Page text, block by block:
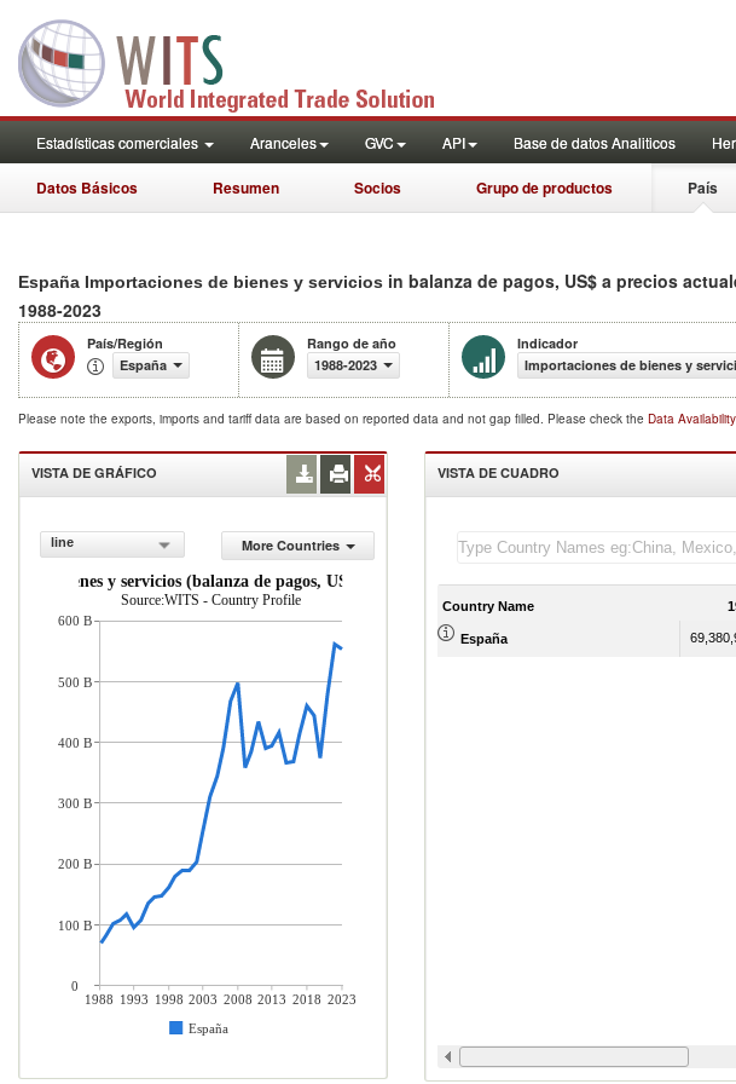
Estadísticas comerciales Aranceles GVC API Base de datos Analiticos
Datos Básicos Resumen Socios Grupo de productos País
España Importaciones de bienes y servicios in balanza de pagos, US$ a precios
1988-2023
País/Región
España
Rango de año
1988-2023
Indicador
Importaciones de bienes y
Please note the exports, imports and tariff data are based on reported data and not gap filled. Please check the Data Availability
VISTA DE GRÁFICO
line
More Countries
de bienes y servicios (balanza de pagos, US$ a precios actuales)
Source:WITS - Country Profile
1988 1993 1998 2003 2008 2013 2018 2023
España
600 B
500 B
400 B
300 B
200 B
100 B
0
VISTA DE CUADRO
Country Name
España